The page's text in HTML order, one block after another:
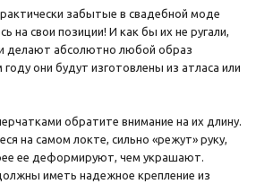
забытые в свадебной моде
на свои позиции! И как бы их не ругали,
делают абсолютно любой образ
они будут изготовлены из атласа или
обратите внимание на их длину.
на самом локте, сильно «режут» руку,
ее деформируют, чем украшают.
иметь надежное крепление из